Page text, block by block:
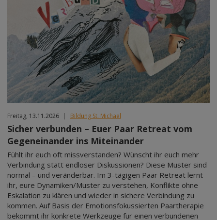
Freitag, 13.11.2026 | Bildung St. Michael
Sicher verbunden – Euer Paar Retreat vom
Gegeneinander ins Miteinander
Fühlt ihr euch oft missverstanden? Wünscht ihr euch mehr
Verbindung statt endloser Diskussionen? Diese Muster sind
normal – und veränderbar. Im 3-tägigen Paar Retreat lernt
ihr, eure Dynamiken/Muster zu verstehen, Konflikte ohne
Eskalation zu klären und wieder in sichere Verbindung zu
kommen. Auf Basis der Emotionsfokussierten Paartherapie
bekommt ihr konkrete Werkzeuge für einen verbundenen